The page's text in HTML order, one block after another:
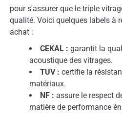
pour s'assurer que le triple
qualité. Voici quelques labels à
achat :
CEKAL : garantit la
acoustique des vitrages.
TUV : certifie la
matériaux.
NF : assure le respect
matière de performance